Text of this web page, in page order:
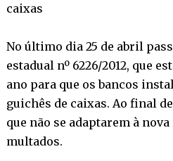
caixas
No último dia 25 de abril
estadual nº 6226/2012, que
ano para que os bancos
guichês de caixas. Ao final
que não se adaptarem à
multados.